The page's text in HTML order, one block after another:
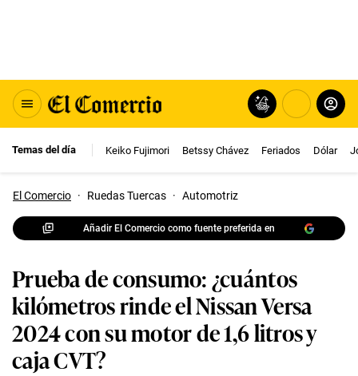
Temas del día Keiko Fujimori Betssy Chávez Feriados Dólar
El Comercio · Ruedas Tuercas · Automotriz
Añadir El Comercio como fuente preferida en
Prueba de consumo: ¿cuántos
kilómetros rinde el Nissan Versa
2024 con su motor de 1,6 litros y
caja CVT?